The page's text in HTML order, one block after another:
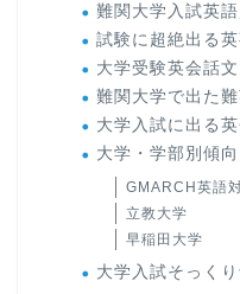
難関大学入試英
試験に超絶出る
大学受験英会話
難関大学で出た
大学入試に出る
大学・学部別傾
GMARCH英語
立教大学
早稲田大学
大学入試そっく